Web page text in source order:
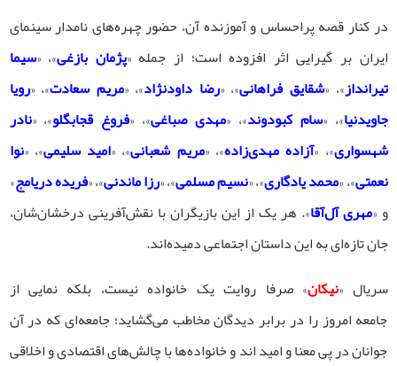
در کنار قصه پراحساس و آموزنده آن، حضور چهره‌های نامدار سینمای
ایران بر گیرایی اثر افزوده است؛ از جمله «پژمان بازغی»، «سیما
تیرانداز»، «شقایق فراهانی»، «رضا داودنژاد»، «مریم سعادت»، «رویا
جاویدنیا»، «سام کبودوند»، «مهدی صباغی»، «فروغ قجابگلو»، «نادر
شهسواری»، «آزاده مهدی‌زاده»، «مریم شعبانی»، «امید سلیمی»، «نوا
نعمتی»، «محمد یادگاری»، «نسیم مسلمی»، «رزا ماندنی»، «فریده دریامج»
و «مهری آل‌آقا». هر یک از این بازیگران با نقش‌آفرینی درخشان‌شان،
جان تازه‌ای به این داستان اجتماعی دمیده‌اند.
سریال «نیکان» صرفا روایت یک خانواده نیست، بلکه نمایی از
جامعه امروز را در برابر دیدگان مخاطب می‌گشاید؛ جامعه‌ای که در آن
جوانان در پی معنا و امید اند و خانواده‌ها با چالش‌های اقتصادی و اخلاقی